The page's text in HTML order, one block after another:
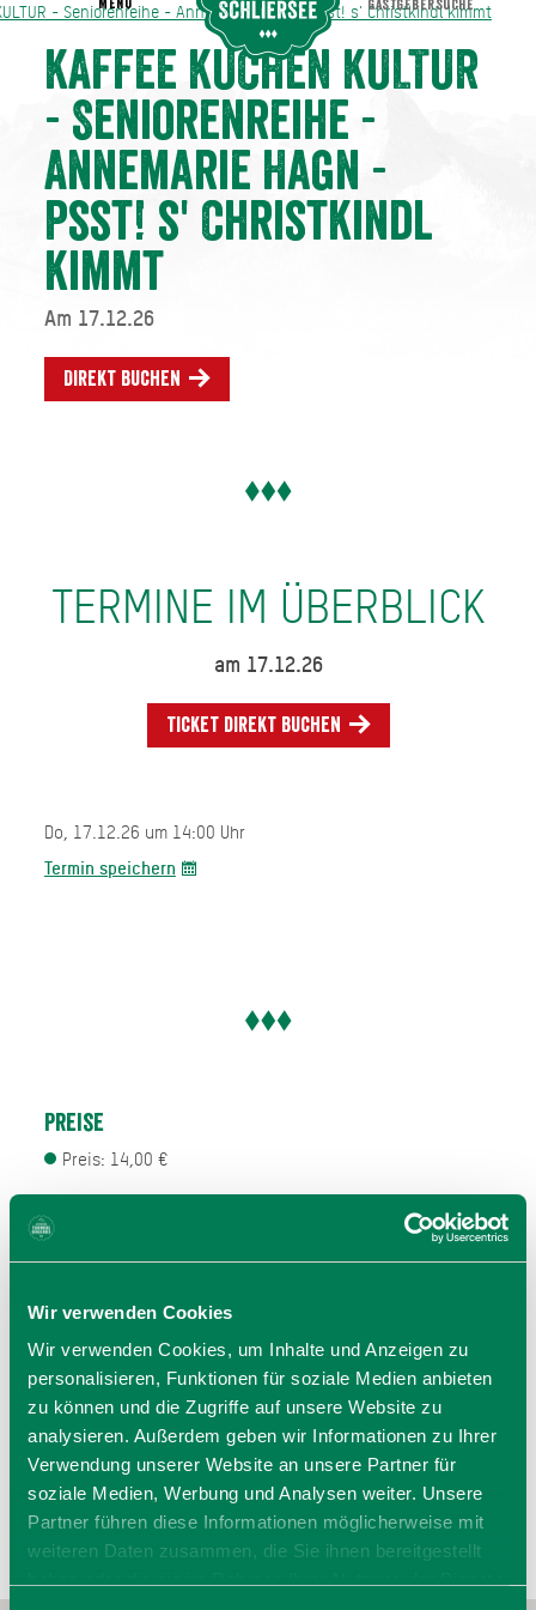
Wir verwenden Cookies
Wir verwenden Cookies, um Inhalte und Anzeigen zu
personalisieren, Funktionen für soziale Medien anbieten
zu können und die Zugriffe auf unsere Website zu
analysieren. Außerdem geben wir Informationen zu Ihrer
Verwendung unserer Website an unsere Partner für
soziale Medien, Werbung und Analysen weiter. Unsere
Partner führen diese Informationen möglicherweise mit
weiteren Daten zusammen, die Sie ihnen bereitgestellt
KULTUR - Seniorenreihe - Annemarie Hagn - Psst! s' Christkindl kimmt
KAFFEE KUCHEN KULTUR
- Seniorenreihe -
Annemarie Hagn -
Psst! s' Christkindl
kimmt
Am 17.12.26
Direkt buchen
TERMINE IM ÜBERBLICK
am 17.12.26
Ticket direkt buchen
Do, 17.12.26 um 14:00 Uhr
Termin speichern
Preise
Preis: 14,00 €
Veranstalter
KULTUR im Oberbräu
83607 Holzkirchen
Tel.:
zur Website
E-Mail verfassen
KULTUR - Seniorenreihe - Annemarie Hagn - Psst! s' Christkindl kimmt
MENU GASTGEBERSUCHE